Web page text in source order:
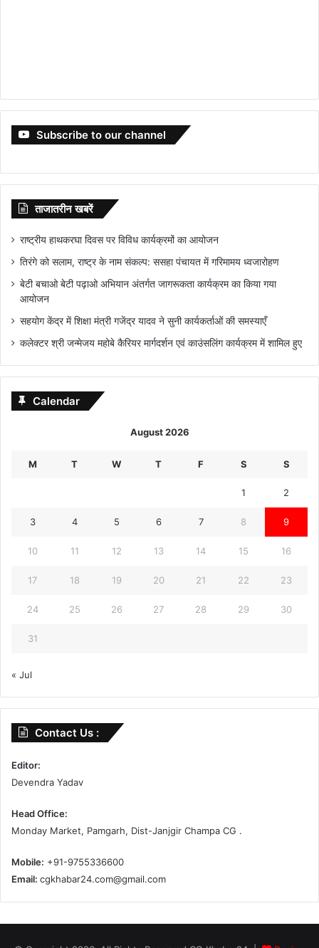
Subscribe to our channel
ताजातरीन खबरें
राष्ट्रीय हाथकरघा दिवस पर विविध कार्यक्रमों का आयोजन
तिरंगे को सलाम, राष्ट्र के नाम संकल्प: ससहा पंचायत में गरिमामय ध्वजारोहण
बेटी बचाओ बेटी पढ़ाओ अभियान अंतर्गत जागरूकता कार्यक्रम का किया गया
आयोजन
सहयोग केंद्र में शिक्षा मंत्री गजेंद्र यादव ने सुनी कार्यकर्ताओं की समस्याएँ
कलेक्टर श्री जन्मेजय महोबे कैरियर मार्गदर्शन एवं काउंसलिंग कार्यक्रम में शामिल हुए
Calendar
August 2026
M T W T F S S
1 2
3 4 5 6 7 8 9
10 11 12 13 14 15 16
17 18 19 20 21 22 23
24 25 26 27 28 29 30
31
« Jul
Contact Us :
Editor:
Devendra Yadav
Head Office:
Monday Market, Pamgarh, Dist-Janjgir Champa CG .
Mobile: +91-9755336600
Email: cgkhabar24.com@gmail.com